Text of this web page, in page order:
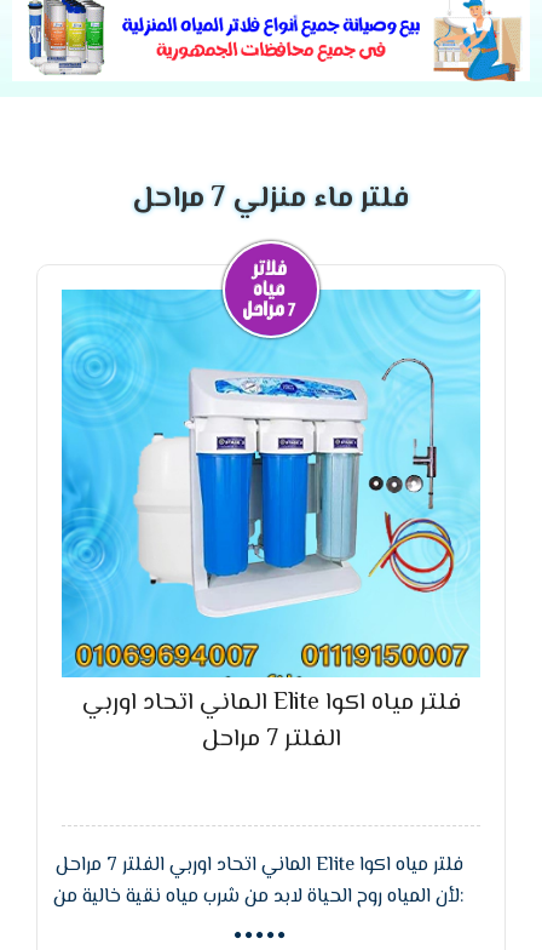
فلتر ماء منزلي 7 مراحل
فلتر مياه اكوا Elite الماني اتحاد اوربي
الفلتر 7 مراحل
فلتر مياه اكوا Elite الماني اتحاد اوربي الفلتر 7 مراحل
:لأن المياه روح الحياة لابد من شرب مياه نقية خالية من